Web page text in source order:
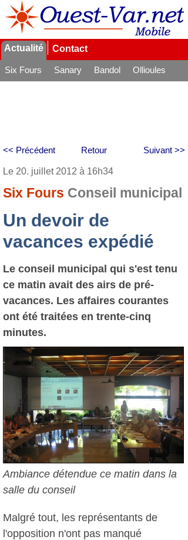
Actualité Contact
Six Fours Sanary Bandol
Ollioules
Retour
<< Précédent Suivant >>
Le 20. juillet 2012 à 16h34
Six Fours Conseil municipal
Un devoir de
vacances expédié
Le conseil municipal qui s'est tenu
ce matin avait des airs de pré-
vacances. Les affaires courantes
ont été traitées en trente-cinq
minutes.
Ambiance détendue ce matin dans la
salle du conseil
Malgré tout, les représentants de
l'opposition n'ont pas manqué